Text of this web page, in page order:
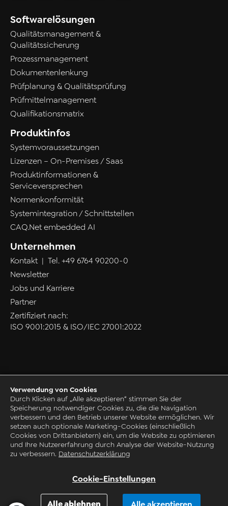
Softwarelösungen
Qualitätsmanagement &
Qualitätssicherung
Prozessmanagement
Dokumentenlenkung
Prüfplanung & Qualitätsprüfung
Prüfmittelmanagement
Qualifikationsmatrix
Produktinfos
Systemvoraussetzungen
Lizenzen – On-Premises / Saas
Produktinformationen &
Serviceversprechen
Normenkonformität
Systemintegration / Schnittstellen
CAQ.Net embedded AI
Unternehmen
Kontakt| Tel. +49 6764 90200-0
Newsletter
Jobs und Karriere
Partner
Zertifiziert nach:
ISO 9001:2015 & ISO/IEC 27001:2022
© 1993-2026 by CAQ AG Factory Systems
Grounding Page
Impressum
AGB
Datenschutz
Verwendung von Cookies
Durch Klicken auf „Alle akzeptieren“ stimmen Sie der
Speicherung notwendiger Cookies zu, die die Navigation
verbessern und den Betrieb unserer Website ermöglichen. Wir
setzen auch optionale Marketing-Cookies (einschließlich
Cookies von Drittanbietern) ein, um die Website zu optimieren
und Ihre Nutzererfahrung durch Analyse der Website-Nutzung
zu verbessern. Datenschutzerklärung
Cookie-Einstellungen
Alle ablehnen